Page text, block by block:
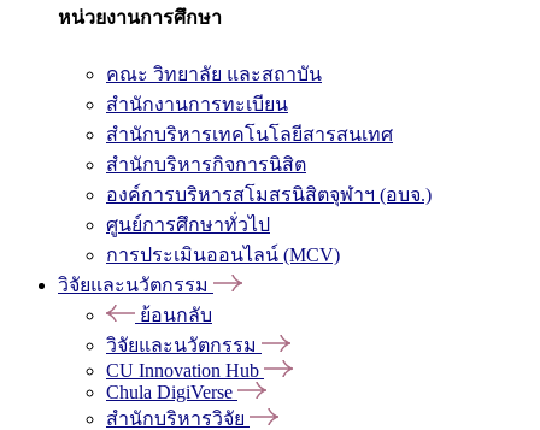
หน่วยงานการศึกษา
คณะ วิทยาลัย และสถาบัน
สำนักงานการทะเบียน
สำนักบริหารเทคโนโลยีสารสนเทศ
สำนักบริหารกิจการนิสิต
องค์การบริหารสโมสรนิสิตจุฬาฯ (อบจ.)
ศูนย์การศึกษาทั่วไป
การประเมินออนไลน์ (MCV)
วิจัยและนวัตกรรม
ย้อนกลับ
วิจัยและนวัตกรรม
CU Innovation Hub
Chula DigiVerse
สำนักบริหารวิจัย